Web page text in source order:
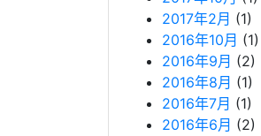
2017年2月 (1)
2016年10月 (1)
2016年9月 (2)
2016年8月 (1)
2016年7月 (1)
2016年6月 (2)